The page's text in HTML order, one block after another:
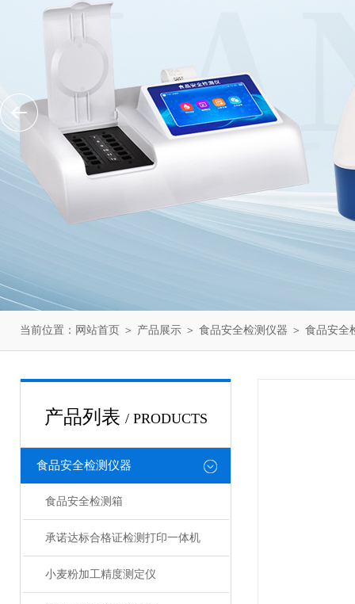
当前位置： 网站首页 ＞ 产品展示 ＞ 食品安全检测仪器 ＞ 食品安全
产品列表 / PRODUCTS
食品安全检测仪器
食品安全检测箱
承诺达标合格证检测打印一体机
小麦粉加工精度测定仪